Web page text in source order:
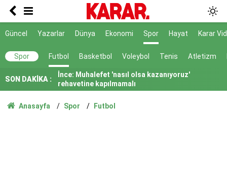
Güncel Yazarlar Dünya Ekonomi Spor Hayat Karar
Spor Futbol Basketbol Voleybol Tenis Atletizm
SON DAKİKA :
CHP'den istifa etti
Dedetaş: Teşekkürler Üsküdar, tebrikler Sibel
Başkanım
rehavetine kapılmamalı
Kendisinin çayını dahi içmedim
Ayrımcılığı hak etmedik
Anasayfa Spor Futbol